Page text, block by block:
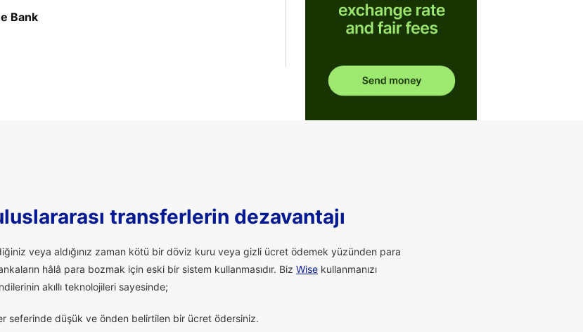
Bank
transferlerin dezavantajı
veya aldığınız zaman kötü bir döviz kuru veya gizli ücret ödemek yüzünden para
hâlâ para bozmak için eski bir sistem kullanmasıdır. Biz Wise kullanmanızı
akıllı teknolojileri sayesinde;
seferinde düşük ve önden belirtilen bir ücret ödersiniz.